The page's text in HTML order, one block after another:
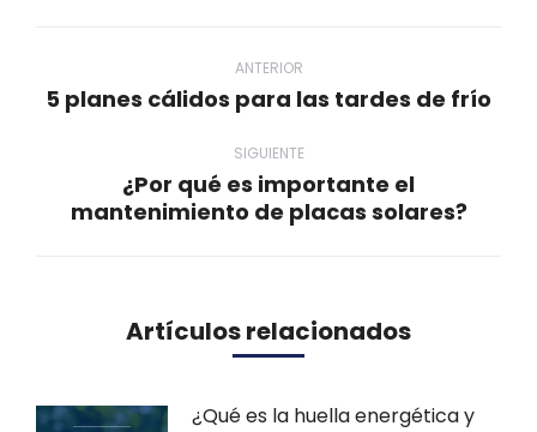
publicaciones
ANTERIOR
Publicación
5 planes cálidos para las tardes de frío
SIGUIENTE
Publicación
siguiente:
¿Por qué es importante el
mantenimiento de placas solares?
Artículos relacionados
¿Qué es la huella energética y